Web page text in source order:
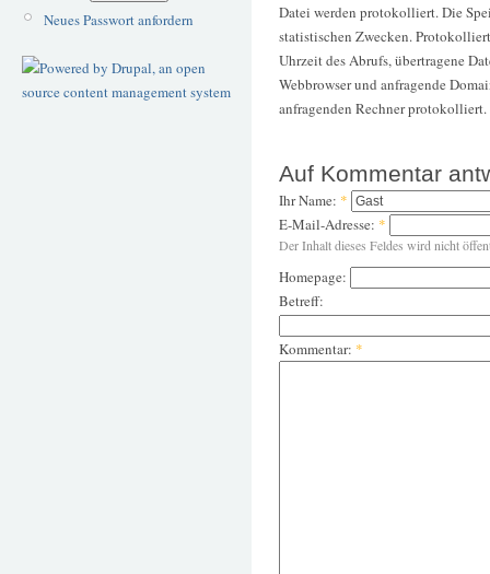
Neues Passwort anfordern
Datei werden protokolliert. Die
statistischen Zwecken.
Uhrzeit des Abrufs, übertragene
Webbrowser und anfragende
anfragenden Rechner protokolliert.
Auf Kommentar
Ihr Name: *
E-Mail-Adresse: *
Der Inhalt dieses Feldes wird nicht
Homepage:
Betreff:
Kommentar: *